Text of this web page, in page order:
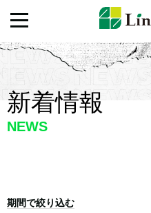
新着情報
NEWS
期間で絞り込む